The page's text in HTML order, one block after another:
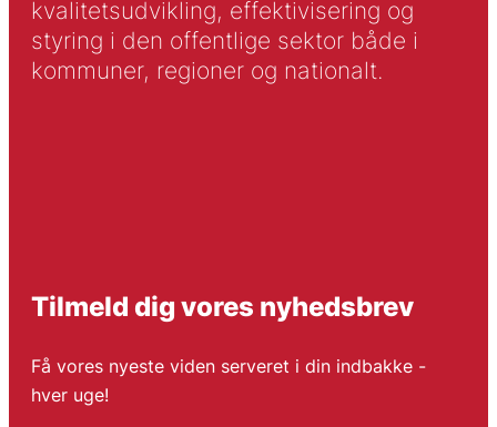
kvalitetsudvikling, effektivisering og
styring i den offentlige sektor både i
kommuner, regioner og nationalt.
Tilmeld dig vores nyhedsbrev
Få vores nyeste viden serveret i din indbakke -
hver uge!